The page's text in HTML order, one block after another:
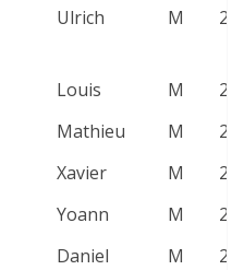
Ulrich M
Louis M
Mathieu M
Xavier M
Yoann M
Daniel M